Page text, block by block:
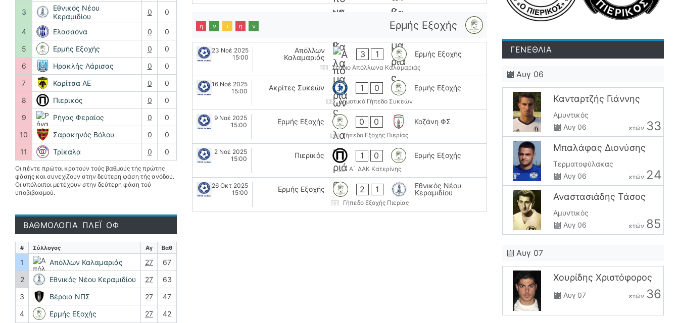
Ερμής Εξοχής
η ν ι η ν
23 Νοέ 2025
15:00
Απόλλων
Καλαμαριάς
3 1 Ερμής Εξοχής
Στάδιο Απόλλωνα Καλαμαριάς
16 Νοέ 2025
15:00
Ακρίτες Συκεών 1 0 Ερμής Εξοχής
Δημοτικό Γήπεδο Συκεών
9 Νοέ 2025
15:00
Ερμής Εξοχής 0 0 Κοζάνη ΦΣ
Γήπεδο Εξοχής Πιερίας
2 Νοέ 2025
15:00
Πιερικός 1 0 Ερμής Εξοχής
Α` ΔΑΚ Κατερίνης
26 Οκτ 2025
15:00
Ερμής Εξοχής 2 1
Εθνικός Νέου
Κεραμιδίου
Γήπεδο Εξοχής Πιερίας
3
Εθνικός Νέου
Κεραμιδίου
0 0
4 Ελασσόνα 0
0
5
Ερμής Εξοχής 0
0
6
Ηρακλής Λάρισας 0
0
7
Καρίτσα ΑΕ 0
0
8
Πιερικός 0
0
9
Ρήγας Φεραίος 0
0
10
Σαρακηνός Βόλου 0
0
11
Τρίκαλα 0 0
Οι πέντε πρώτοι κρατούν τούς βαθμούς τής πρώτης
φάσης και συνεχίζουν στην δεύτερη φάση τής ανόδου.
Οι υπόλοιποι μετέχουν στην δεύτερη φάση τού
υποβιβασμού.
ΒΑΘΜΟΛΟΓΙΑ ΠΛΕΪ ΟΦ
# Σύλλογος Αγ Βαθ
1 Απόλλων Καλαμαριάς 27
67
2
Εθνικός Νέου Κεραμιδίου 27
63
3
Βέροια ΝΠΣ 27
47
4
Ερμής Εξοχής 27
42
ΓΕΝΕΘΛΙΑ
Αυγ 06
Κανταρτζής Γιάννης
Αμυντικός
Αυγ 06
ετών 33
Μπαλάφας Διονύσης
Τερματοφύλακας
Αυγ 06
ετών 24
Αναστασιάδης Τάσος
Αμυντικός
Αυγ 06
ετών 85
Αυγ 07
Χουρίδης Χριστόφορος
Αυγ 07 ετών 36